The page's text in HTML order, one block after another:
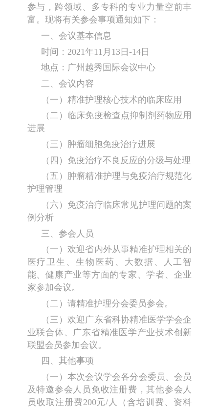
参与，跨领域、多专科的专业力量空前丰
富。现将有关参会事项通知如下：
一、会议基本信息
时间：2021年11月13日-14日
地点：广州越秀国际会议中心
二、会议内容
（一）精准护理核心技术的临床应用
（二）临床免疫检查点抑制剂药物应用
进展
（三）肿瘤细胞免疫治疗进展
（四）免疫治疗不良反应的分级与处理
（五）肿瘤精准护理与免疫治疗规范化
护理管理
（六）免疫治疗临床常见护理问题的案
例分析
三、参会人员
（一）欢迎省内外从事精准护理相关的
医疗卫生、生物医药、大数据、人工智
能、健康产业等方面的专家、学者、企业
家参加会议。
（二）请精准护理分会委员参会。
（三）欢迎广东省科协精准医学学会企
业联合体、广东省精准医学产业技术创新
联盟会员参加会议。
四、其他事项
（一）本次会议学会各分会委员、会员
及特邀参会人员免收注册费，其他参会人
员收取注册费200元/人（含培训费、资料